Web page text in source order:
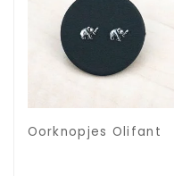
Oorknopjes Olifant